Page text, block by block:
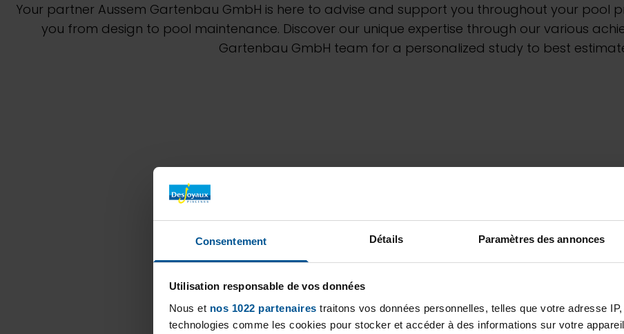
Consentement Détails Paramètres des annonces
Utilisation responsable de vos données
Nous et nos 1022 partenaires traitons vos données personnelles, telles que votre adresse
technologies comme les cookies pour stocker et accéder à des informations sur votre
Your partner Aussem Gartenbau GmbH is here to advise and support you throughout your pool
you from design to pool maintenance. Discover our unique expertise through our various
Gartenbau GmbH team for a personalized study to best